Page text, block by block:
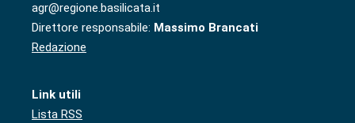
agr@regione.basilicata.it
Direttore responsabile: Massimo Brancati
Redazione
Link utili
Lista RSS